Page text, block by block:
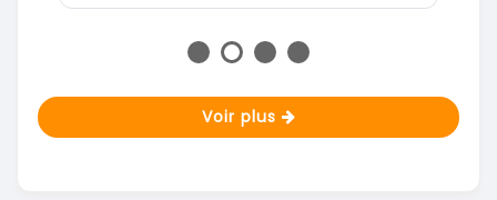
Voir plus